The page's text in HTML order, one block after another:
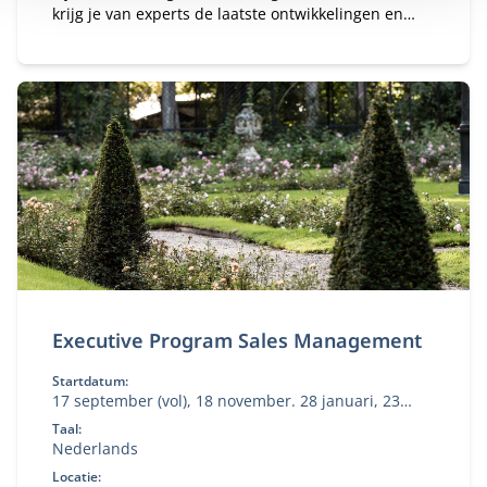
krijg je van experts de laatste ontwikkelingen en
Executive Program Sales Management
Startdatum:
17 september (vol), 18 november. 28 januari, 23
maart
Taal:
Nederlands
Locatie: